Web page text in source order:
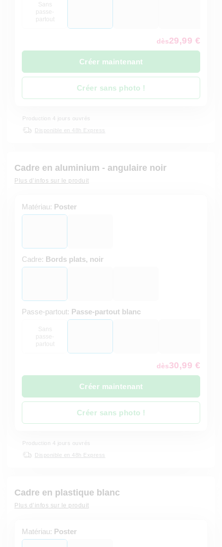
Sans
passe-
partout
dès29,99 €
Créer maintenant
Créer sans photo !
Production 4 jours ouvrés
Disponible en 48h Express
Cadre en aluminium - angulaire noir
Plus d’infos sur le produit
Matériau: Poster
Cadre: Bords plats, noir
Passe-partout: Passe-partout blanc
Sans
passe-
partout
dès30,99 €
Créer maintenant
Créer sans photo !
Production 4 jours ouvrés
Disponible en 48h Express
Cadre en plastique blanc
Plus d’infos sur le produit
Matériau: Poster